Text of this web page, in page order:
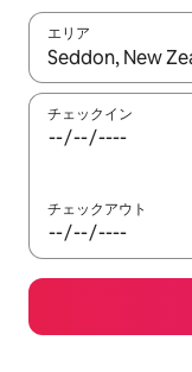
エリア
検索結果が表示さ
チェックイン
チェックアウト